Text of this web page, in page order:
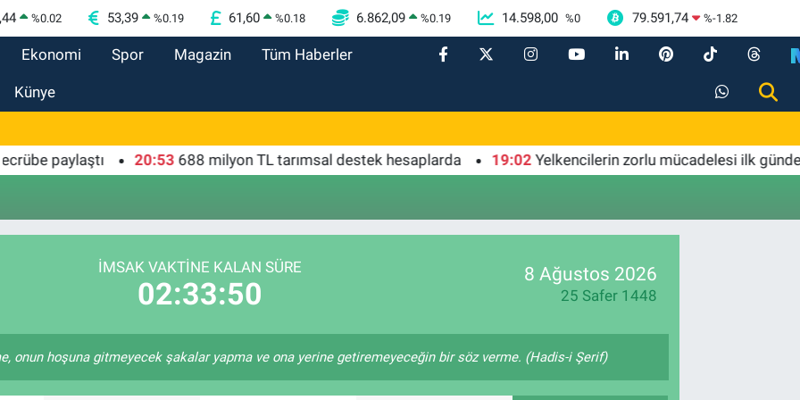
%0.02 53,39 %0.19 61,60 %0.18 6.862,09 %0.19 14.598,00 %0 79.591,74 %-1.82
Ekonomi Spor Magazin Tüm Haberler
Künye
paylaştı 20:53 688 milyon TL tarımsal destek hesaplarda 19:02 Yelkencilerin zorlu mücadelesi ilk günde
İMSAK VAKTİNE KALAN SÜRE
02:33:50
8 Ağustos 2026
25 Safer 1448
onun hoşuna gitmeyecek şakalar yapma ve ona yerine getiremeyeceğin bir söz verme. (Hadis-i Şerif)